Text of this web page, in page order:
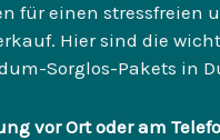
für einen stressfreien
Hier sind die
Sorglos-Pakets in
vor Ort oder am